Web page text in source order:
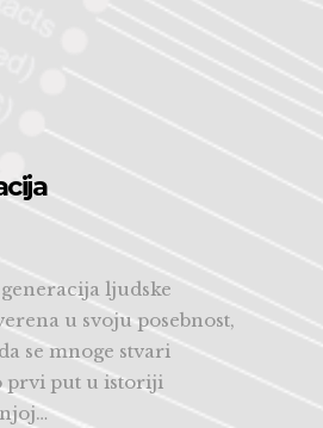
ljudske
u svoju posebnost,
se mnoge stvari
prvi put u istoriji
njoj…